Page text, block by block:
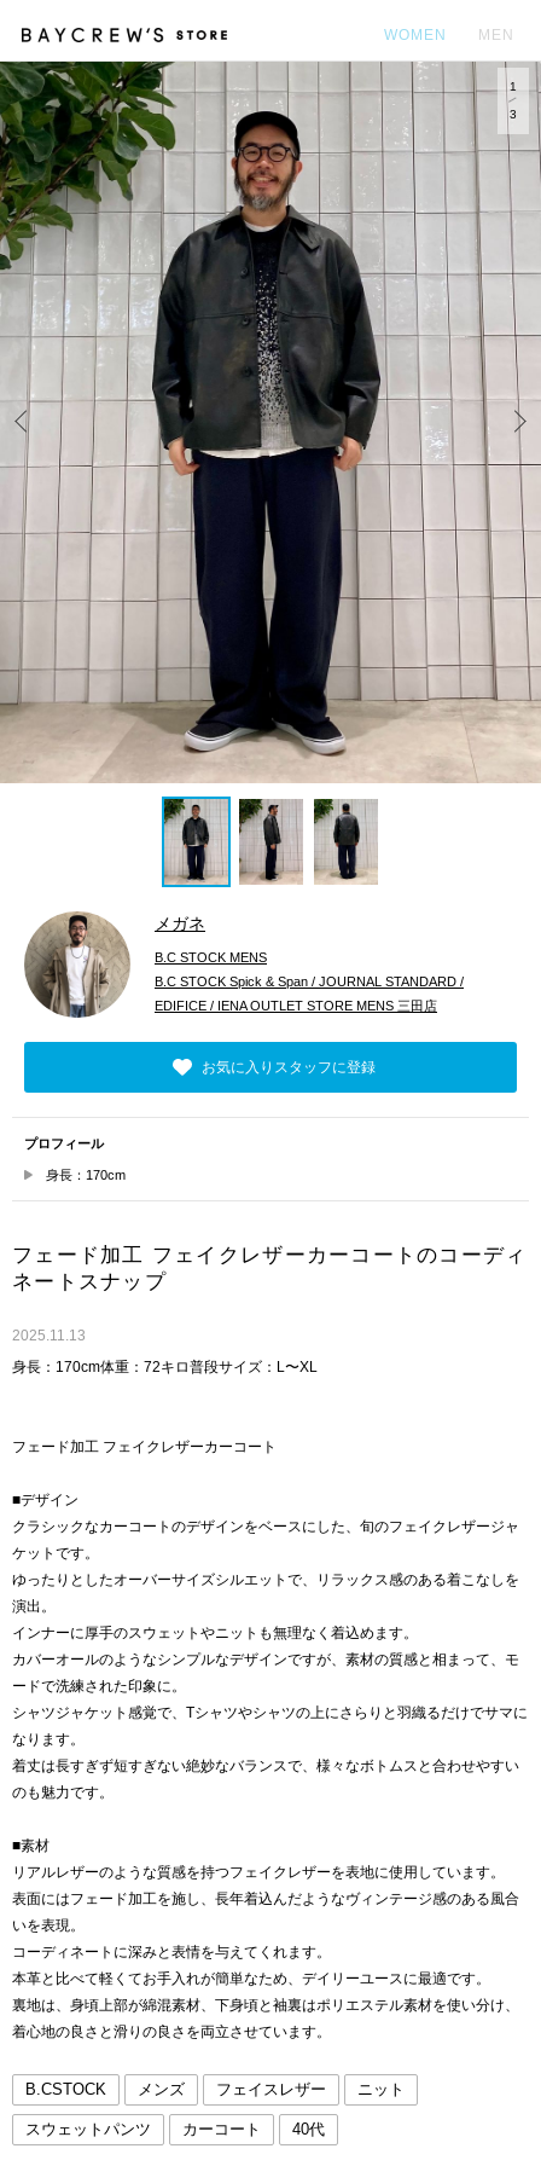
WOMEN MEN
Prev
1
3
メガネ
B.C STOCK MENS
B.C STOCK Spick & Span / JOURNAL STANDARD /
EDIFICE / IENA OUTLET STORE MENS 三田店
お気に入りスタッフに登録
プロフィール
身長：170cm
フェード加工 フェイクレザーカーコートのコーディ
ネートスナップ
2025.11.13
身長：170cm体重：72キロ普段サイズ：L〜XL
フェード加工 フェイクレザーカーコート
■デザイン
クラシックなカーコートのデザインをベースにした、旬のフェイクレザージャ
ケットです。
ゆったりとしたオーバーサイズシルエットで、リラックス感のある着こなしを
演出。
インナーに厚手のスウェットやニットも無理なく着込めます。
カバーオールのようなシンプルなデザインですが、素材の質感と相まって、モ
ードで洗練された印象に。
シャツジャケット感覚で、Tシャツやシャツの上にさらりと羽織るだけでサマに
なります。
着丈は長すぎず短すぎない絶妙なバランスで、様々なボトムスと合わせやすい
のも魅力です。
■素材
リアルレザーのような質感を持つフェイクレザーを表地に使用しています。
表面にはフェード加工を施し、長年着込んだようなヴィンテージ感のある風合
いを表現。
コーディネートに深みと表情を与えてくれます。
本革と比べて軽くてお手入れが簡単なため、デイリーユースに最適です。
裏地は、身頃上部が綿混素材、下身頃と袖裏はポリエステル素材を使い分け、
着心地の良さと滑りの良さを両立させています。
B.CSTOCK メンズ フェイスレザー ニット
スウェットパンツ カーコート 40代